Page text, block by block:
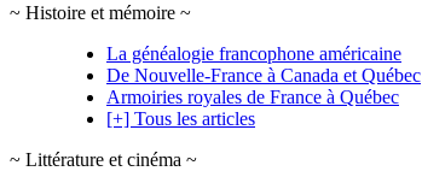
~ Histoire et mémoire ~
La généalogie francophone américaine
De Nouvelle-France à Canada et Québec
Armoiries royales de France à Québec
[+] Tous les articles
~ Littérature et cinéma ~